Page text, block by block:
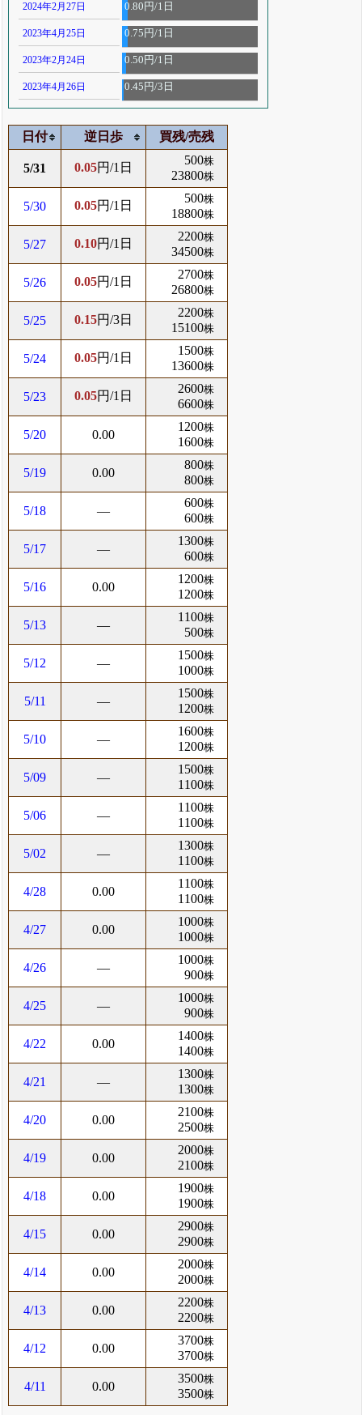
2024年2月27日 0.80円/1日
2023年4月25日 0.75円/1日
2023年2月24日 0.50円/1日
2023年4月26日 0.45円/3日
日付 逆日歩 買残/売残
5/31 0.05円/1日
500株
23800株
5/30 0.05円/1日
500株
18800株
5/27 0.10円/1日
2200株
34500株
5/26 0.05円/1日
2700株
26800株
5/25 0.15円/3日
2200株
15100株
5/24 0.05円/1日
1500株
13600株
5/23 0.05円/1日
2600株
6600株
5/20 0.00
1200株
1600株
5/19 0.00
800株
800株
5/18 ―
600株
600株
5/17 ―
1300株
600株
5/16 0.00
1200株
1200株
5/13 ―
1100株
500株
5/12 ―
1500株
1000株
5/11 ―
1500株
1200株
5/10 ―
1600株
1200株
5/09 ―
1500株
1100株
5/06 ―
1100株
1100株
5/02 ―
1300株
1100株
4/28 0.00
1100株
1100株
4/27 0.00
1000株
1000株
4/26 ―
1000株
900株
4/25 ―
1000株
900株
4/22 0.00
1400株
1400株
4/21 ―
1300株
1300株
4/20 0.00
2100株
2500株
4/19 0.00
2000株
2100株
4/18 0.00
1900株
1900株
4/15 0.00
2900株
2900株
4/14 0.00
2000株
2000株
4/13 0.00
2200株
2200株
4/12 0.00
3700株
3700株
4/11 0.00
3500株
3500株